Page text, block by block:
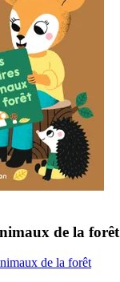
de la forêt
de la forêt